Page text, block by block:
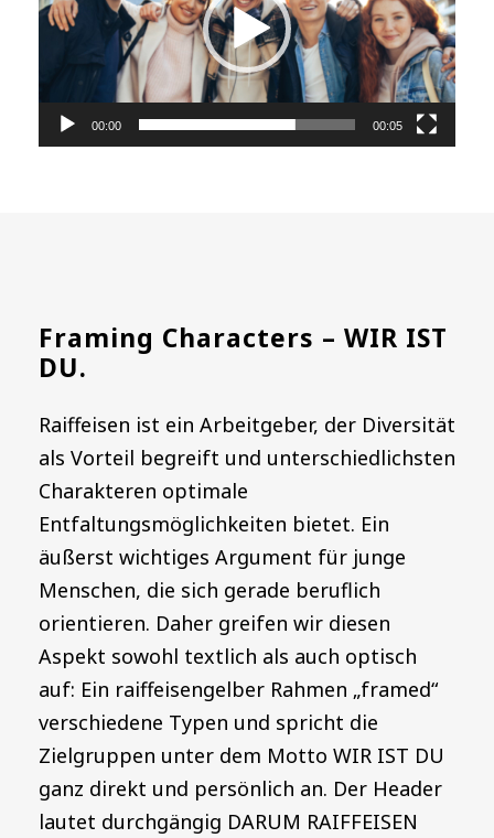
e
00:00 00:05
Framing Characters – WIR IST
DU.
Raiffeisen ist ein Arbeitgeber, der Diversität
als Vorteil begreift und unterschiedlichsten
Charakteren optimale
Entfaltungsmöglichkeiten bietet. Ein
äußerst wichtiges Argument für junge
Menschen, die sich gerade beruflich
orientieren. Daher greifen wir diesen
Aspekt sowohl textlich als auch optisch
auf: Ein raiffeisengelber Rahmen „framed“
verschiedene Typen und spricht die
Zielgruppen unter dem Motto WIR IST DU
ganz direkt und persönlich an. Der Header
lautet durchgängig DARUM RAIFFEISEN